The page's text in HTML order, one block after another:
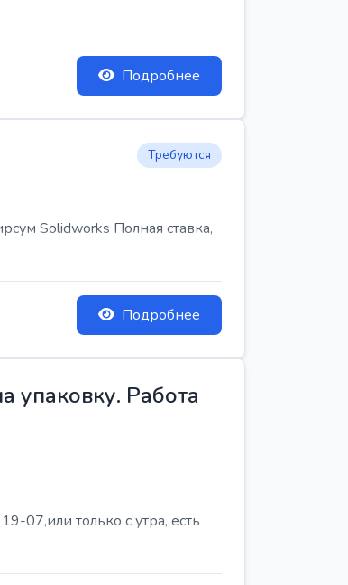
Подробнее
Требуются
Solidworks Полная ставка,
Подробнее
упаковку. Работа
07,или только с утра, есть